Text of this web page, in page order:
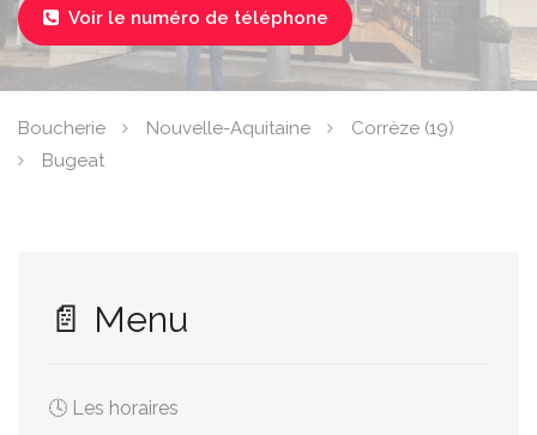
 Voir le numéro de téléphone
Boucherie Nouvelle-Aquitaine
Corrèze (19)
Bugeat
📄 Menu
🕓 Les horaires